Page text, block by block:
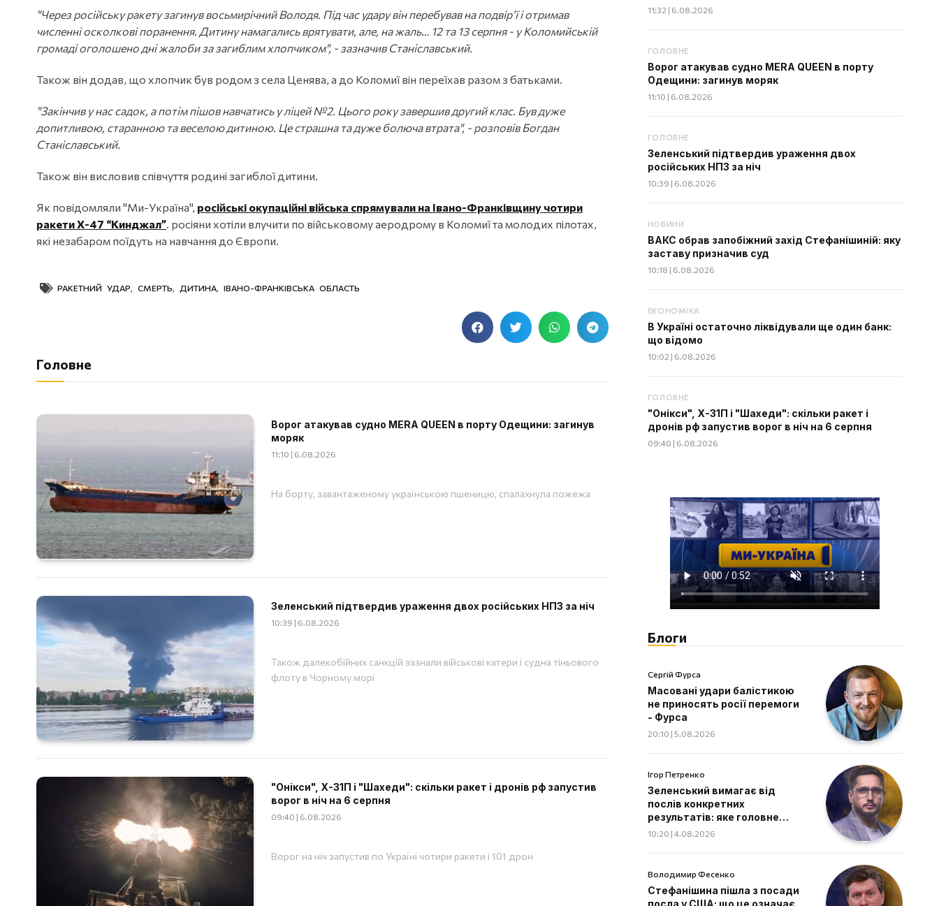
"Через pociйську ракету загинув восьмирічний Володя. Під час удару він перебував на подвір’ї і отримав
численні осколкові поранення. Дитину намагались врятувати, але, на жаль… 12 та 13 серпня - у Коломийській
громаді оголошено дні жалоби за загиблим хлопчиком", - зазначив Станіславський.
Також він додав, що хлопчик був родом з села Ценява, а до Коломиї він переїхав разом з батьками.
"Закінчив у нас садок, а потім пішов навчатись у ліцей №2. Цього року завершив другий клас. Був дуже
допитливою, старанною та веселою дитиною. Це страшна та дуже болюча втрата", - розповів Богдан
Станіславський.
Також він висловив співчуття родині загиблої дитини.
Як повідомляли "Ми-Україна", російські окупаційні війська спрямували на Івано-Франківщину чотири
ракети Х-47 “Кинджал”. росіяни хотіли влучити по військовому аеродрому в Коломиї та молодих пілотах,
які незабаром поїдуть на навчання до Європи.
РАКЕТНИЙ УДАР, СМЕРТЬ, ДИТИНА, ІВАНО-ФРАНКІВСЬКА ОБЛАСТЬ
Головне
Ворог атакував судно MERA QUEEN в порту Одещини: загинув
моряк
11:10 | 6.08.2026
На борту, завантаженому українською пшеницю, спалахнула пожежа
Зеленський підтвердив ураження двох російських НПЗ за ніч
10:39 | 6.08.2026
Також далекобійних санкцій зазнали військові катери і судна тіньового
флоту в Чорному морі
"Онікси", Х-31П і "Шахеди": скільки ракет і дронів рф запустив
ворог в ніч на 6 серпня
09:40 | 6.08.2026
Ворог на ніч запустив по Україні чотири ракети і 101 дрон
11:32 | 6.08.2026
ГОЛОВНЕ
Ворог атакував судно MERA QUEEN в порту
Одещини: загинув моряк
11:10 | 6.08.2026
ГОЛОВНЕ
Зеленський підтвердив ураження двох
російських НПЗ за ніч
10:39 | 6.08.2026
НОВИНИ
ВАКС обрав запобіжний захід Стефанішиній: яку
заставу призначив суд
10:18 | 6.08.2026
ЕКОНОМІКА
В Україні остаточно ліквідували ще один банк:
що відомо
10:02 | 6.08.2026
ГОЛОВНЕ
"Онікси", Х-31П і "Шахеди": скільки ракет і
дронів рф запустив ворог в ніч на 6 серпня
09:40 | 6.08.2026
Блоги
Сергій Фурса
Масовані удари балістикою
не приносять росії перемоги
- Фурса
20:10 | 5.08.2026
Ігор Петренко
Зеленський вимагає від
послів конкретних
результатів: яке головне
завдання дипломатів
10:20 | 4.08.2026
Володимир Фесенко
Стефанішина пішла з посади
посла у США: що це означає